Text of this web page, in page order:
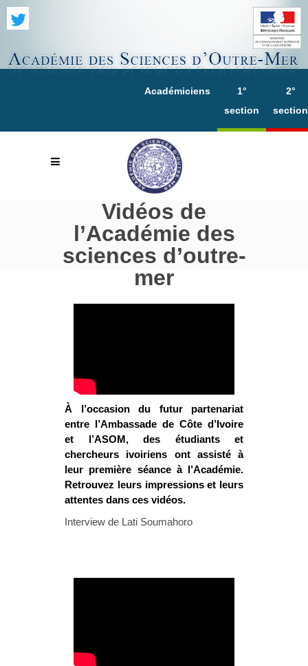
Académiciens
1°
section
2°
section
Vidéos de
l’Académie des
sciences d’outre-
mer
À l’occasion du futur partenariat
entre l’Ambassade de Côte d’Ivoire
et l’ASOM, des étudiants et
chercheurs ivoiriens ont assisté à
leur première séance à l’Académie.
Retrouvez leurs impressions et leurs
attentes dans ces vidéos.
Interview de Lati Soumahoro